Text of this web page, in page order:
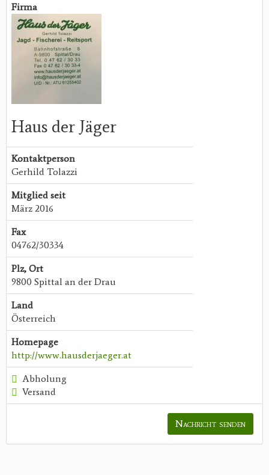
Firma
Haus der Jäger
Kontaktperson
Gerhild Tolazzi
Mitglied seit
März 2016
Fax
04762/30334
Plz, Ort
9800 Spittal an der Drau
Land
Österreich
Homepage
http://www.hausderjaeger.at
Abholung
Versand
Nachricht senden